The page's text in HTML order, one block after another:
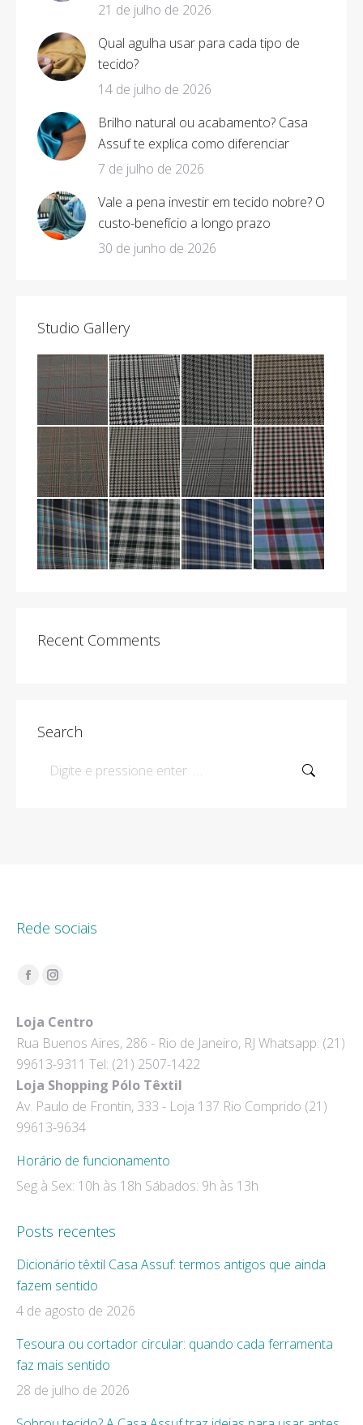
21 de julho de 2026
Qual agulha usar para cada tipo de
tecido?
14 de julho de 2026
Brilho natural ou acabamento? Casa
Assuf te explica como diferenciar
7 de julho de 2026
Vale a pena investir em tecido nobre? O
custo-benefício a longo prazo
30 de junho de 2026
Studio Gallery
Recent Comments
Search
Search:
Rede sociais
Encontre-nos em:
Facebook
opens
in
new
window
Instagram
opens
in
new
window
Loja Centro
Rua Buenos Aires, 286 - Rio de Janeiro, RJ Whatsapp: (21)
99613-9311 Tel: (21) 2507-1422
Loja Shopping Pólo Têxtil
Av. Paulo de Frontin, 333 - Loja 137 Rio Comprido (21)
99613-9634
Horário de funcionamento
Seg à Sex: 10h às 18h Sábados: 9h às 13h
Posts recentes
Dicionário têxtil Casa Assuf: termos antigos que ainda
fazem sentido
4 de agosto de 2026
Tesoura ou cortador circular: quando cada ferramenta
faz mais sentido
28 de julho de 2026